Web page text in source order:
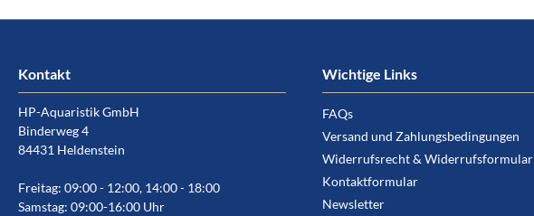
Kontakt
HP-Aquaristik GmbH
Binderweg 4
84431 Heldenstein
Freitag: 09:00 - 12:00, 14:00 - 18:00
Samstag: 09:00-16:00 Uhr
Wichtige Links
FAQs
Versand und Zahlungsbedingungen
Widerrufsrecht & Widerrufsformular
Kontaktformular
Newsletter